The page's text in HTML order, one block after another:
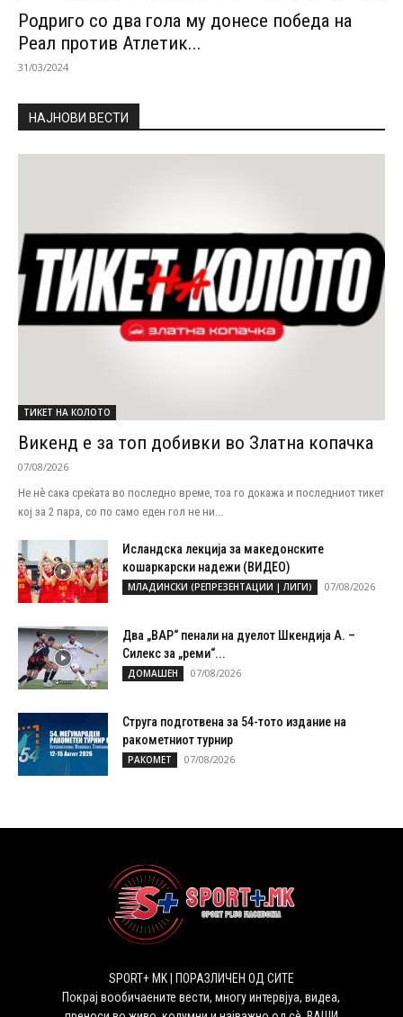
Родриго со два гола му донесе победа на
Реал против Атлетик...
31/03/2024
НАЈНОВИ ВЕСТИ
ТИКЕТ НА КОЛОТО
Викенд е за топ добивки во Златна копачка
07/08/2026
Не нѐ сака среќата во последно време, тоа го докажа и последниот тикет
кој за 2 пара, со по само еден гол не ни...
Исландска лекција за македонските
кошаркарски надежи (ВИДЕО)
МЛАДИНСКИ (РЕПРЕЗЕНТАЦИИ | ЛИГИ) 07/08/2026
Два „ВАР“ пенали на дуелот Шкендија А. –
Силекс за „реми“...
ДОМАШЕН 07/08/2026
Струга подготвена за 54-тото издание на
ракометниот турнир
РАКОМЕТ 07/08/2026
SPORT+ MK | ПОРАЗЛИЧЕН ОД СИТЕ
Покрај вообичаените вести, многу интервјуа, видеа,